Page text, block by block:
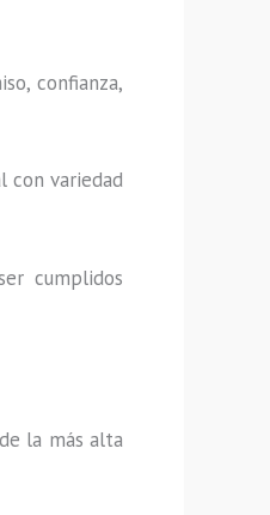
confianza,
con variedad
cumplidos
la más alta